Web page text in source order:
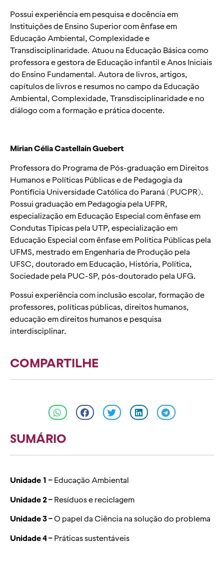
Possui experiência em pesquisa e docência em
Instituições de Ensino Superior com ênfase em
Educação Ambiental, Complexidade e
Transdisciplinaridade. Atuou na Educação Básica como
professora e gestora de Educação infantil e Anos Iniciais
do Ensino Fundamental. Autora de livros, artigos,
capítulos de livros e resumos no campo da Educação
Ambiental, Complexidade, Transdisciplinaridade e no
diálogo com a formação e prática docente.
Mirian Célia Castellain Guebert
Professora do Programa de Pós-graduação em Direitos
Humanos e Políticas Públicas e de Pedagogia da
Pontifícia Universidade Católica do Paraná (PUCPR).
Possui graduação em Pedagogia pela UFPR,
especialização em Educação Especial com ênfase em
Condutas Típicas pela UTP, especialização em
Educação Especial com ênfase em Política Públicas pela
UFMS, mestrado em Engenharia de Produção pela
UFSC, doutorado em Educação, História, Política,
Sociedade pela PUC-SP, pós-doutorado pela UFG.
Possui experiência com inclusão escolar, formação de
professores, políticas públicas, direitos humanos,
educação em direitos humanos e pesquisa
interdisciplinar.
COMPARTILHE
SUMÁRIO
Unidade 1 – Educação Ambiental
Unidade 2 – Resíduos e reciclagem
Unidade 3 –O papel da Ciência na solução do problema
Unidade 4 – Práticas sustentáveis